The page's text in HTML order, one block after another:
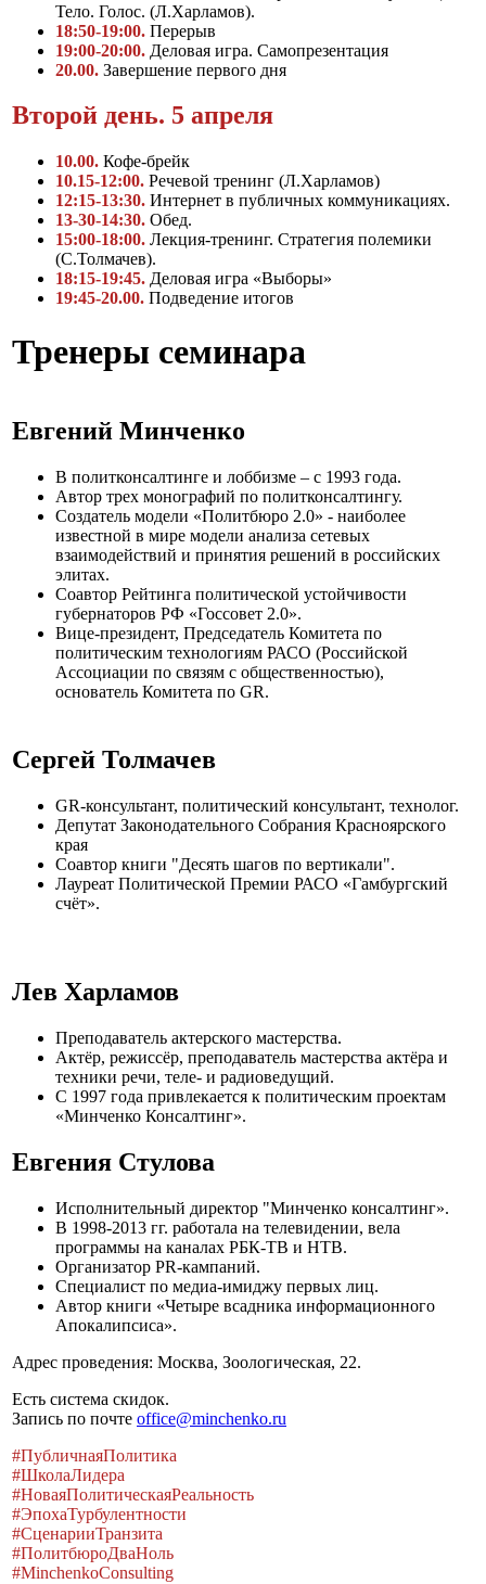
Тело. Голос. (Л.Харламов).
18:50-19:00. Перерыв
19:00-20:00. Деловая игра. Самопрезентация
20.00. Завершение первого дня
Второй день. 5 апреля
10.00. Кофе-брейк
10.15-12:00. Речевой тренинг (Л.Харламов)
12:15-13:30. Интернет в публичных коммуникациях.
13-30-14:30. Обед.
15:00-18:00. Лекция-тренинг. Стратегия полемики
(С.Толмачев).
18:15-19:45. Деловая игра «Выборы»
19:45-20.00. Подведение итогов
Тренеры семинара
Евгений Минченко
В политконсалтинге и лоббизме – с 1993 года.
Автор трех монографий по политконсалтингу.
Создатель модели «Политбюро 2.0» - наиболее
известной в мире модели анализа сетевых
взаимодействий и принятия решений в российских
элитах.
Соавтор Рейтинга политической устойчивости
губернаторов РФ «Госсовет 2.0».
Вице-президент, Председатель Комитета по
политическим технологиям РАСО (Российской
Ассоциации по связям с общественностью),
основатель Комитета по GR.
Сергей Толмачев
GR-консультант, политический консультант, технолог.
Депутат Законодательного Собрания Красноярского
края
Соавтор книги "Десять шагов по вертикали".
Лауреат Политической Премии РАСО «Гамбургский
счёт».
Лев Харламов
Преподаватель актерского мастерства.
Актёр, режиссёр, преподаватель мастерства актёра и
техники речи, теле- и радиоведущий.
С 1997 года привлекается к политическим проектам
«Минченко Консалтинг».
Евгения Стулова
Исполнительный директор "Минченко консалтинг».
В 1998-2013 гг. работала на телевидении, вела
программы на каналах РБК-ТВ и НТВ.
Организатор PR-кампаний.
Специалист по медиа-имиджу первых лиц.
Автор книги «Четыре всадника информационного
Апокалипсиса».
Адрес проведения: Москва, Зоологическая, 22.
Есть система скидок.
Запись по почте office@minchenko.ru
#ПубличнаяПолитика
#ШколаЛидера
#НоваяПолитическаяРеальность
#ЭпохаТурбулентности
#СценарииТранзита
#ПолитбюроДваНоль
#MinchenkoConsulting